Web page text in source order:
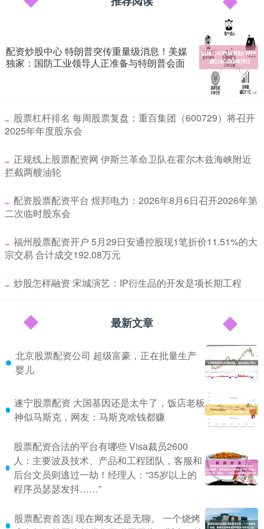
配资炒股中心 特朗普突传重量级消息！美媒
独家：国防工业领导人正准备与特朗普会面
​股票杠杆排名 每周股票复盘：重百集团（600729）将召开
2025年年度股东会
​正规线上股票配资网 伊斯兰革命卫队在霍尔木兹海峡附近
拦截两艘油轮
​配资股票配资平台 煜邦电力：2026年8月6日召开2026年第
二次临时股东会
​福州股票配资开户 5月29日安通控股现1笔折价11.51%的大
宗交易 合计成交192.08万元
​炒股怎样融资 宋城演艺：IP衍生品的开发是项长期工程
最新文章
北京股票配资公司 超级富豪，正在批量生产
婴儿
遂宁股票配资 大国基因还是太牛了，饭店老板
神似马斯克，网友：马斯克啥钱都赚
股票配资合法的平台有哪些 Visa裁员2600
人：主要波及技术、产品和工程团队，客服和
后台文员则逃过一劫！经理人：“35岁以上的
程序员瑟瑟发抖……”
股票配资首选| 现在网友还是无聊。 一个烧烤